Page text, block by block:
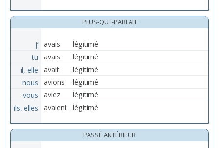
PLUS-QUE-PARFAIT
j’ avais
légitimé
tu
avais
légitimé
il, elle
avait
légitimé
nous
avions
légitimé
vous
aviez
légitimé
ils, elles
avaient légitimé
PASSÉ ANTÉRIEUR